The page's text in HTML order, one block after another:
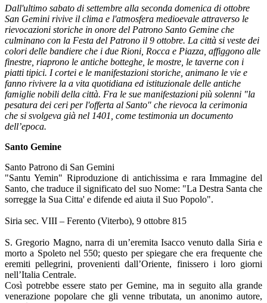
Dall'ultimo sabato di settembre alla seconda domenica di ottobre
San Gemini rivive il clima e l'atmosfera medioevale attraverso le
rievocazioni storiche in onore del Patrono Santo Gemine che
culminano con la Festa del Patrono il 9 ottobre. La città si veste dei
colori delle bandiere che i due Rioni, Rocca e Piazza, affiggono alle
finestre, riaprono le antiche botteghe, le mostre, le taverne con i
piatti tipici. I cortei e le manifestazioni storiche, animano le vie e
fanno rivivere la a vita quotidiana ed istituzionale delle antiche
famiglie nobili della città. Fra le sue manifestazioni più solenni "la
pesatura dei ceri per l'offerta al Santo" che rievoca la cerimonia
che si svolgeva già nel 1401, come testimonia un documento
dell’epoca.
Santo Gemine
Santo Patrono di San Gemini
"Santu Yemin" Riproduzione di antichissima e rara Immagine del
Santo, che traduce il significato del suo Nome: "La Destra Santa che
sorregge la Sua Citta' e difende ed aiuta il Suo Popolo".
Siria sec. VIII – Ferento (Viterbo), 9 ottobre 815
S. Gregorio Magno, narra di un’eremita Isacco venuto dalla Siria e
morto a Spoleto nel 550; questo per spiegare che era frequente che
eremiti pellegrini, provenienti dall’Oriente, finissero i loro giorni
nell’Italia Centrale.
Così potrebbe essere stato per Gemine, ma in seguito alla grande
venerazione popolare che gli venne tributata, un anonimo autore,